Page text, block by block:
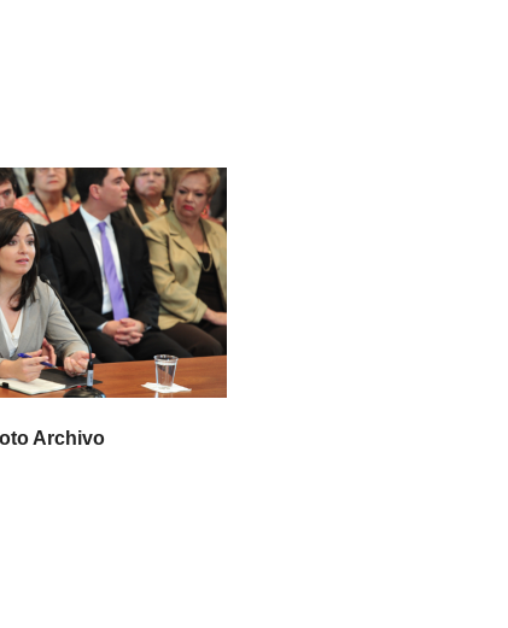
Archivo